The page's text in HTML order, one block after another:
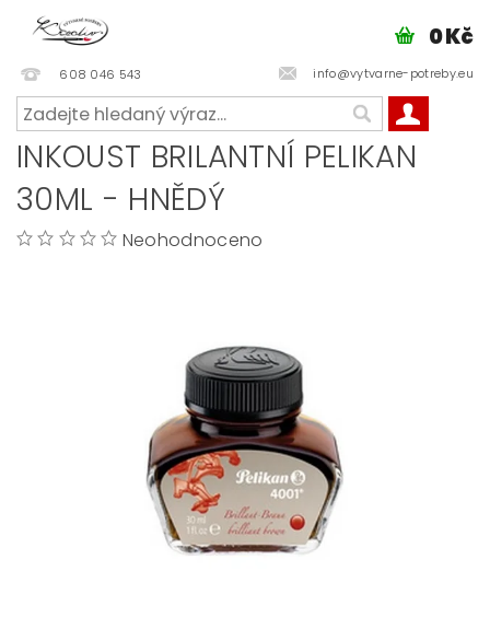
608 046 543 info@vytvarne-potreby.eu
0 Kč
INKOUST BRILANTNÍ PELIKAN
30ML - HNĚDÝ
Neohodnoceno